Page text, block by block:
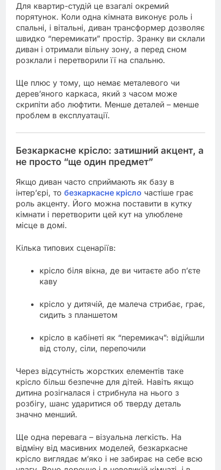
Для квартир-студій це взагалі окремий
порятунок. Коли одна кімната виконує роль і
спальні, і вітальні, диван трансформер дозволяє
швидко “перемикати” простір. Зранку ви склали
диван і отримали вільну зону, а перед сном
розклали і перетворили її на спальню.
Ще плюс у тому, що немає металевого чи
дерев’яного каркаса, який з часом може
скрипіти або люфтити. Менше деталей – менше
проблем в експлуатації.
Безкаркасне крісло: затишний акцент, а
не просто “ще один предмет”
Якщо диван часто сприймають як базу в
інтер’єрі, то безкаркасне крісло частіше грає
роль акценту. Його можна поставити в кутку
кімнати і перетворити цей кут на улюблене
місце в домі.
Кілька типових сценаріїв:
крісло біля вікна, де ви читаєте або п’єте
каву
крісло у дитячій, де малеча стрибає, грає,
сидить з планшетом
крісло в кабінеті як “перемикач”: відійшли
від столу, сіли, перепочили
Через відсутність жорстких елементів таке
крісло більш безпечне для дітей. Навіть якщо
дитина розігналася і стрибнула на нього з
розбігу, шанс ударитися об тверду деталь
значно менший.
Ще одна перевага – візуальна легкість. На
відміну від масивних моделей, безкаркасне
крісло виглядає м’яко і не забирає на себе всю